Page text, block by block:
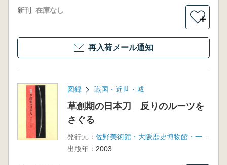
新刊 在庫なし
＋
再入荷メール通知
図録 戦国・近世・城
草創期の日本刀 反りのルーツを
さぐる
発行元：
佐野美術館・大阪歴史博物館・一関市博物館
出版年： 2003